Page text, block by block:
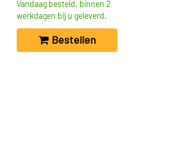
Vandaag besteld, binnen 2
werkdagen bij u geleverd.
Bestellen